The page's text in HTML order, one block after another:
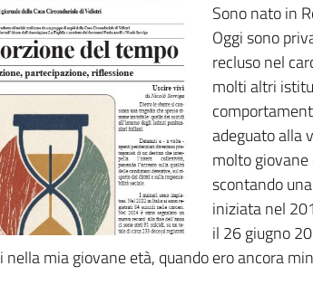
Sono nato in
Oggi sono
recluso nel
molti altri
adeguato alla
molto giovane
scontando
iniziata nel
il 26 giugno
nella mia giovane età, quando ero ancora